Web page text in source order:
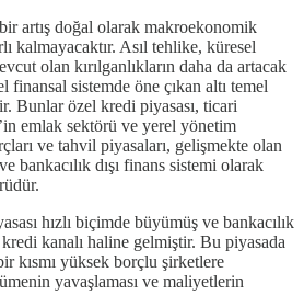
artış doğal olarak makroekonomik
kalmayacaktır. Asıl tehlike, küresel
olan kırılganlıkların daha da artacak
finansal sistemde öne çıkan altı temel
Bunlar özel kredi piyasası, ticari
emlak sektörü ve yerel yönetim
ve tahvil piyasaları, gelişmekte olan
bankacılık dışı finans sistemi olarak
hızlı biçimde büyümüş ve bankacılık
kanalı haline gelmiştir. Bu piyasada
kısmı yüksek borçlu şirketlere
yavaşlaması ve maliyetlerin